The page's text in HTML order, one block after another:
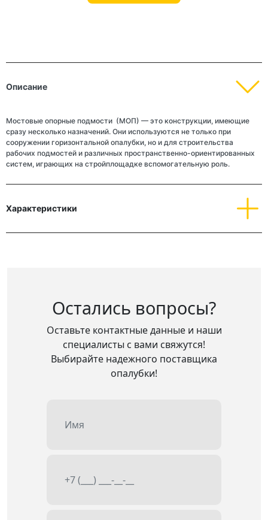
Описание
Мостовые опорные подмости (МОП) — это конструкции, имеющие
сразу несколько назначений. Они используются не только при
сооружении горизонтальной опалубки, но и для строительства
рабочих подмостей и различных пространственно-ориентированных
систем, играющих на стройплощадке вспомогательную роль.
Характеристики
Остались вопросы?
Оставьте контактные данные и наши
специалисты с вами свяжутся!
Выбирайте надежного поставщика
опалубки!